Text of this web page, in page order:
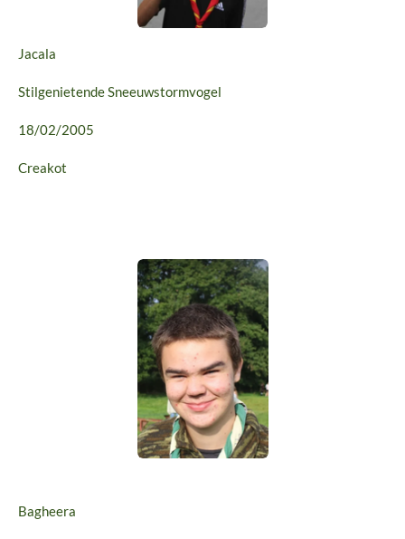
Jacala
Stilgenietende Sneeuwstormvogel
18/02/2005
Creakot
Bagheera